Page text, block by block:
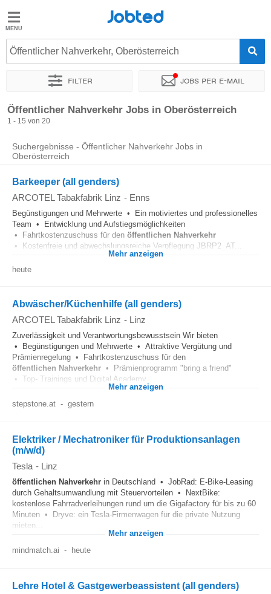
Jobted
Jobs
Jobted
Öffentlicher Nahverkehr, Oberösterreich
Filter Jobs per e-mail
Sortieren nach Unternehmen Zeitintensität
Öffentlicher Nahverkehr Jobs in Oberösterreich
1 - 15 von 20
Suchergebnisse - Öffentlicher Nahverkehr Jobs in
Oberösterreich
Barkeeper (all genders)
ARCOTEL Tabakfabrik Linz - Enns
Begünstigungen und Mehrwerte • Ein motiviertes und professionelles
Team • Entwicklung und Aufstiegsmöglichkeiten
• Fahrtkostenzuschuss für den öffentlichen Nahverkehr
• Kostenfreie und abwechslungsreiche Verpflegung JBRP2_AT...
Mehr anzeigen
heute
Abwäscher/Küchenhilfe (all genders)
ARCOTEL Tabakfabrik Linz - Linz
Zuverlässigkeit und Verantwortungsbewusstsein Wir bieten
• Begünstigungen und Mehrwerte • Attraktive Vergütung und
Prämienregelung • Fahrtkostenzuschuss für den
öffentlichen Nahverkehr • Prämienprogramm "bring a friend"
• Top- Trainings und Digital Academy...
Mehr anzeigen
stepstone.at - gestern
Elektriker / Mechatroniker für Produktionsanlagen
(m/w/d)
Tesla - Linz
öffentlichen Nahverkehr in Deutschland • JobRad: E-Bike-Leasing
durch Gehaltsumwandlung mit Steuervorteilen • NextBike:
kostenlose Fahrradverleihungen rund um die Gigafactory für bis zu 60
Minuten • Dryve: ein Tesla-Firmenwagen für die private Nutzung
mieten...
Mehr anzeigen
mindmatch.ai - heute
Lehre Hotel & Gastgewerbeassistent (all genders)